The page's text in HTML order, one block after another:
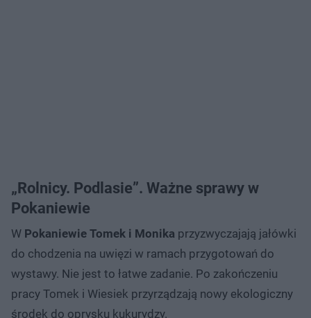
„Rolnicy. Podlasie”. Ważne sprawy w
Pokaniewie
W Pokaniewie Tomek i Monika przyzwyczajają jałówki
do chodzenia na uwięzi w ramach przygotowań do
wystawy. Nie jest to łatwe zadanie. Po zakończeniu
pracy Tomek i Wiesiek przyrządzają nowy ekologiczny
środek do oprysku kukurydzy.